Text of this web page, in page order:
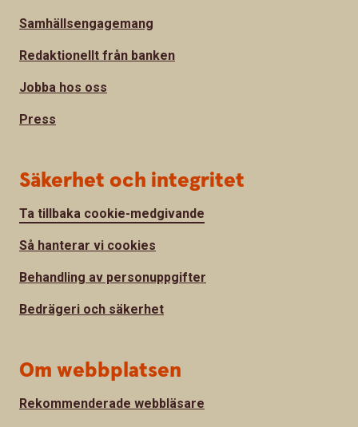
Samhällsengagemang
Redaktionellt från banken
Jobba hos oss
Press
Säkerhet och integritet
Ta tillbaka cookie-medgivande
Så hanterar vi cookies
Behandling av personuppgifter
Bedrägeri och säkerhet
Om webbplatsen
Rekommenderade webbläsare